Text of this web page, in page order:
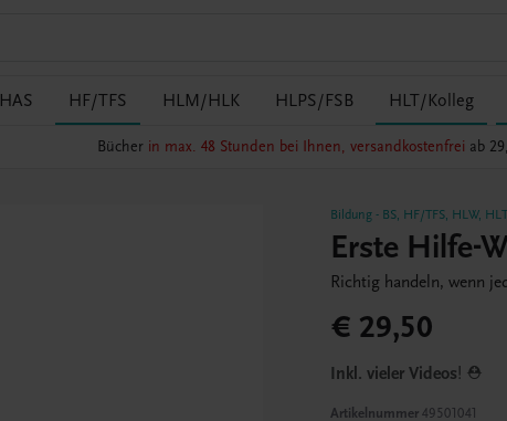
HAS HF/TFS HLM/HLK HLPS/FSB HLT/Kolleg
Bücher in max. 48 Stunden bei Ihnen, versandkostenfrei ab
Bildung- BS, HF/TFS, HLW,
Erste Hilfe-
Richtig handeln, wenn
€ 29,50
Inkl. vieler Videos! ⛑️
Artikelnummer49501041